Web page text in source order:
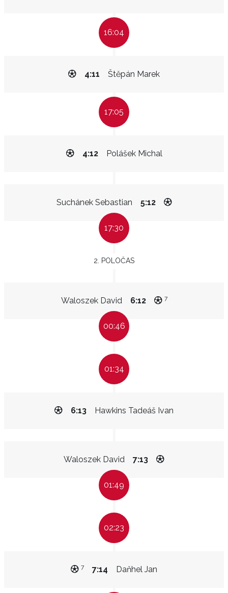
16:04
Štěpán Marek
4:11
17:05
Polášek Michal
4:12
Suchánek Sebastian 5:12
17:30
2. POLOČAS
Waloszek David 6:12 7
00:46
01:34
Hawkins Tadeáš Ivan
6:13
Waloszek David 7:13
01:49
02:23
Daňhel Jan
7:14
7